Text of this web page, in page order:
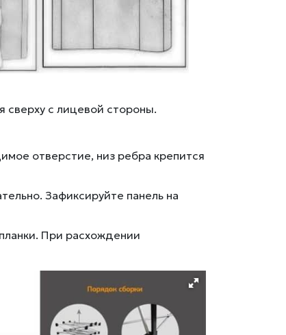
сверху с лицевой стороны.
отверстие, низ ребра крепится
Зафиксируйте панель на
При расхождении